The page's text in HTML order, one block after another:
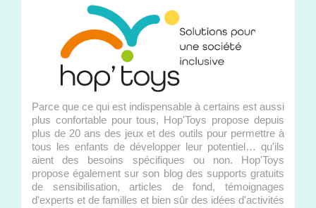
Parce que ce qui est indispensable à certains est aussi
plus confortable pour tous, Hop'Toys propose depuis
plus de 20 ans des jeux et des outils pour permettre à
tous les enfants de développer leur potentiel… qu'ils
aient des besoins spécifiques ou non. Hop'Toys
propose également sur son blog des supports gratuits
de sensibilisation, articles de fond, témoignages
d'experts et de familles et bien sûr des idées d'activités